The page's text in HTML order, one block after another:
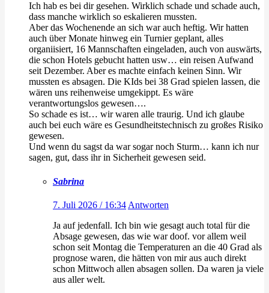
Ich hab es bei dir gesehen. Wirklich schade und schade auch,
dass manche wirklich so eskalieren mussten.
Aber das Wochenende an sich war auch heftig. Wir hatten
auch über Monate hinweg ein Turnier geplant, alles
organiisiert, 16 Mannschaften eingeladen, auch von auswärts,
die schon Hotels gebucht hatten usw… ein reisen Aufwand
seit Dezember. Aber es machte einfach keinen Sinn. Wir
mussten es absagen. Die KIds bei 38 Grad spielen lassen, die
wären uns reihenweise umgekippt. Es wäre
verantwortungslos gewesen….
So schade es ist… wir waren alle traurig. Und ich glaube
auch bei euch wäre es Gesundheitstechnisch zu großes Risiko
gewesen.
Und wenn du sagst da war sogar noch Sturm… kann ich nur
sagen, gut, dass ihr in Sicherheit gewesen seid.
Sabrina
7. Juli 2026 / 16:34 Antworten
Ja auf jedenfall. Ich bin wie gesagt auch total für die
Absage gewesen, das wie war doof. vor allem weil
schon seit Montag die Temperaturen an die 40 Grad als
prognose waren, die hätten von mir aus auch direkt
schon Mittwoch allen absagen sollen. Da waren ja viele
aus aller welt.